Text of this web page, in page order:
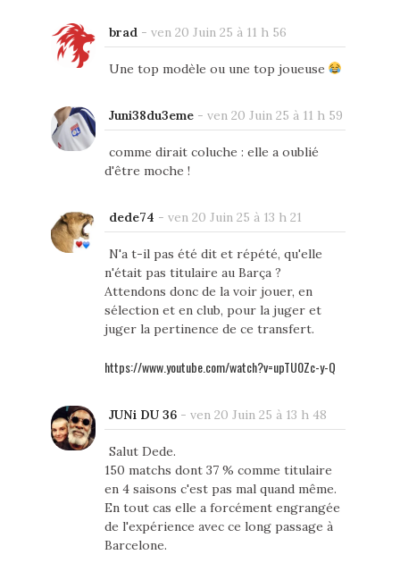
brad - ven 20 Juin 25 à 11 h 56
Une top modèle ou une top joueuse
Juni38du3eme- ven 20 Juin 25 à 11 h 59
comme dirait coluche : elle a oublié
d'être moche !
dede74 - ven 20 Juin 25 à 13 h 21
N'a t-il pas été dit et répété, qu'elle
n'était pas titulaire au Barça ?
Attendons donc de la voir jouer, en
sélection et en club, pour la juger et
juger la pertinence de ce transfert.
https://www.youtube.com/watch?v=upTU0Zc-y-Q
JUNi DU 36- ven 20 Juin 25 à 13 h 48
Salut Dede.
150 matchs dont 37 % comme titulaire
en 4 saisons c'est pas mal quand même.
En tout cas elle a forcément engrangée
de l'expérience avec ce long passage à
Barcelone.